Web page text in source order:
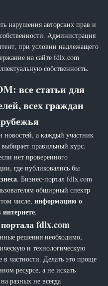
нарушения авторских прав и
Администрация
при условии надлежащего
на сайте fdlx.com
собственность.
все статьи для
всех граждан
новостей, а каждый участник
правильный курс.
нет проверенного
где публиковались бы
. Бизнес-портал fdlx.com
обширный спектр
числе,информацию о
интернете.
fdlx.com
решения необходимо,
и технологическую
частности. Делать это проще
ресурсе, а не искать
разных не всегда